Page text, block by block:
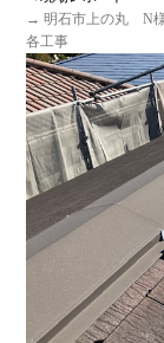
→ 明石市上の丸 N
各工事